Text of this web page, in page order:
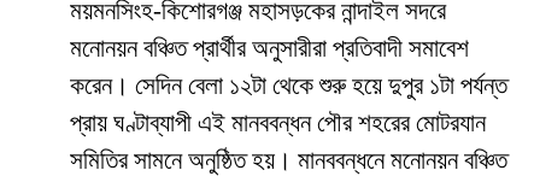
ময়মনসিংহ-কিশোরগঞ্জ মহাসড়কের নান্দাইল সদরে
মনোনয়ন বঞ্চিত প্রার্থীর অনুসারীরা প্রতিবাদী সমাবেশ
করেন। সেদিন বেলা ১২টা থেকে শুরু হয়ে দুপুর ১টা পর্যন্ত
প্রায় ঘণ্টাব্যাপী এই মানববন্ধন পৌর শহরের মোটরযান
সমিতির সামনে অনুষ্ঠিত হয়। মানববন্ধনে মনোনয়ন বঞ্চিত